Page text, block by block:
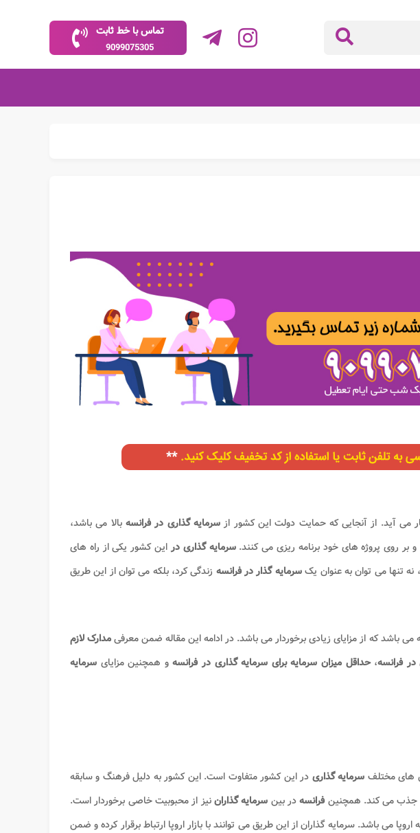
تماس با خط ثابت
9099075305
می آید. از آنجایی که حمایت دولت این کشور ازسرمایه گذاری در فرانسه بالا می باشد،
بر روی پروژه های خود برنامه ریزی می کنند.سرمایه گذاری دراین کشور یکی از راه های
نه تنها می توان به عنوان یکسرمایه گذار در فرانسه زندگی کرد، بلکه می توان از این طریق
می باشد که از مزایای زیادی برخوردار می باشد. در ادامه این مقاله ضمن معرفیمدارک لازم
فرانسه،حداقل میزان سرمایه برای سرمایه گذاری در فرانسهو همچنین مزایای سرمایه
مختلف سرمایه گذاری در این کشور متفاوت است. این کشور به دلیل فرهنگ و سابقه
جذب می کند. همچنینفرانسهدر بین سرمایه گذاراننیز از محبوبیت خاصی برخوردار است.
می باشد. سرمایه گذاران از این طریق می توانند با بازار اروپا ارتباط برقرار کرده و ضمن